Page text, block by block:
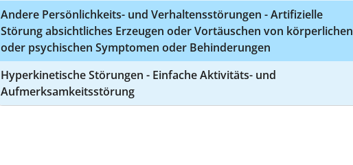
Andere Persönlichkeits- und Verhaltensstörungen - Artifizielle
Störung absichtliches Erzeugen oder Vortäuschen von körperlichen
oder psychischen Symptomen oder Behinderungen
Hyperkinetische Störungen - Einfache Aktivitäts- und
Aufmerksamkeitsstörung